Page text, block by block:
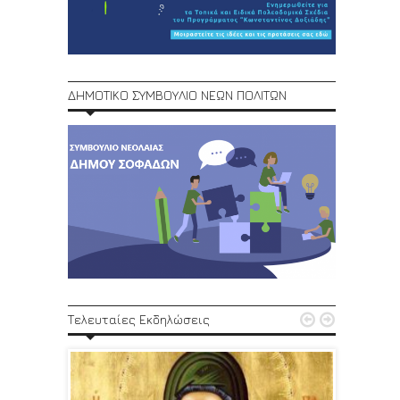
ΔΗΜΟΤΙΚΟ ΣΥΜΒΟΥΛΙΟ ΝΕΩΝ ΠΟΛΙΤΩΝ
Τελευταίες Εκδηλώσεις  